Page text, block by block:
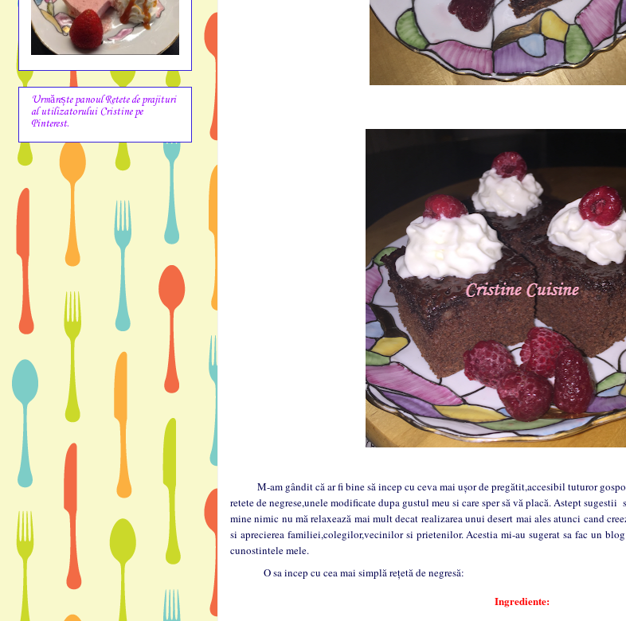
M-am gândit că ar fi bine să incep cu ceva mai ușor de pregătit,accesibil tuturor
retete de negrese,unele modificate dupa gustul meu si care sper să vă placă. Astept
mine nimic nu mă relaxează mai mult decat realizarea unui desert mai ales atunci cand
si aprecierea familiei,colegilor,vecinilor si prietenilor. Acestia mi-au sugerat sa fac un
cunostintele mele.
O sa incep cu cea mai simplă rețetă de negresă:
Ingrediente:
Urmărește panoul Retete de prajituri
al utilizatorului Cristine pe
Pinterest.